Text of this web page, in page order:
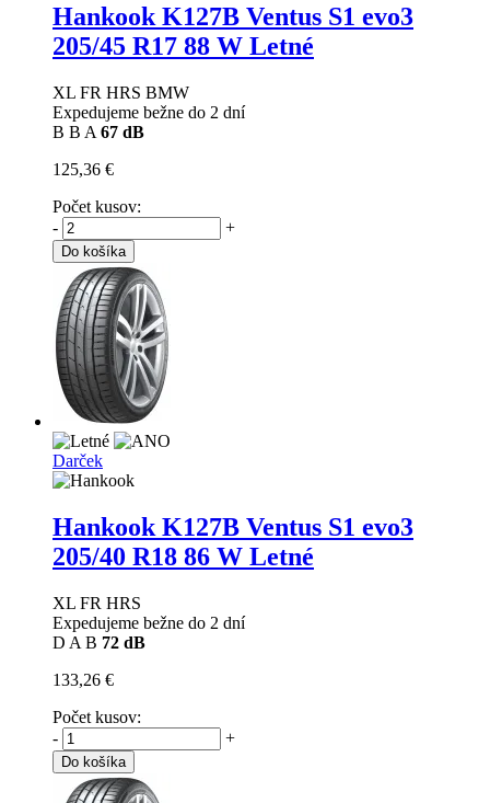
Hankook K127B Ventus S1 evo3
205/45 R17 88 W Letné
XL FR HRS BMW
Expedujeme bežne do 2 dní
B B A 67 dB
125,36 €
Počet kusov:
-
+
Do košíka
Darček
Hankook K127B Ventus S1 evo3
205/40 R18 86 W Letné
XL FR HRS
Expedujeme bežne do 2 dní
D A B 72 dB
133,26 €
Počet kusov:
-
+
Do košíka